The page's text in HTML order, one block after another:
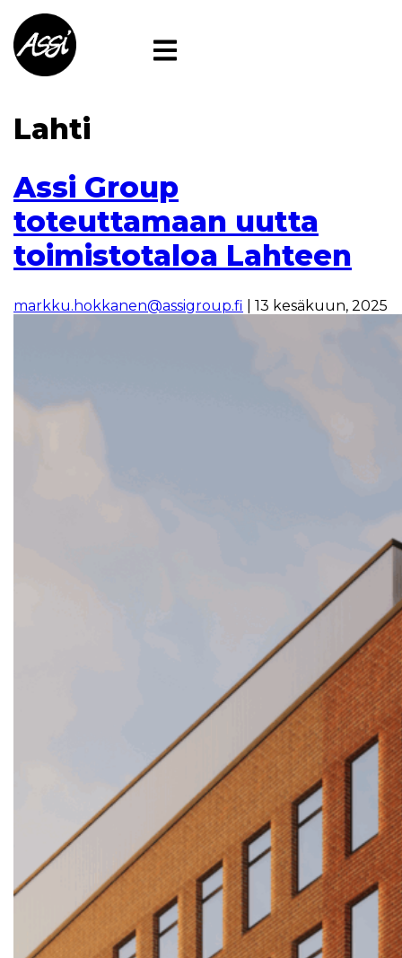
the
content
Lahti
Assi Group
toteuttamaan uutta
toimistotaloa Lahteen
markku.hokkanen@assigroup.fi 13 kesäkuun, 2025